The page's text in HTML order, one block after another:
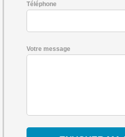
Téléphone
Votre message